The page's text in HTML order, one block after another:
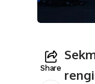
Share